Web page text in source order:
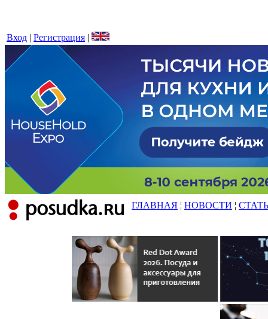
Вход | Регистрация |
ГЛАВНАЯ ¦ НОВОСТИ ¦